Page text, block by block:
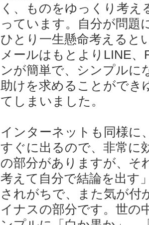
く、ものをゆっくり考え
っています。自分が問題
ひとり一生懸命考えると
メールはもとよりLINE
ンが簡単で、シンプルに
助けを求めることができ
てしまいました。
インターネットも同様に
すぐに出るので、非常に
の部分がありますが、そ
考えて自分で結論を出す
されがちで、また気が付
イナスの部分です。世の